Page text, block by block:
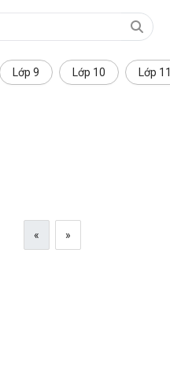
Lớp 9 Lớp 10 Lớp 11
« »